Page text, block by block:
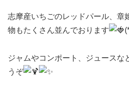
志摩産いちごのレッドパール、章
物もたくさん並んでおります
ジャムやコンポート、ジュースな
うぞ